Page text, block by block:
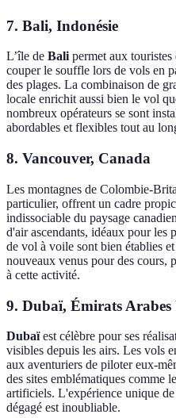
7. Bali, Indonésie
L’île de Balipermet aux touristes
couper le souffle lors de vols en
des plages. La combinaison de
locale enrichit aussi bien le vol
nombreux opérateurs se sont
abordables et flexibles tout au
8. Vancouver, Canada
Les montagnes de Colombie-
particulier, offrent un cadre
indissociable du paysage
d'air ascendants, idéaux pour les
de vol à voile sont bien établies
nouveaux venus pour des cours,
à cette activité.
9. Dubaï, Émirats Arabes
Dubaïest célèbre pour ses
visibles depuis les airs. Les vols
aux aventuriers de piloter eux-
des sites emblématiques comme le
artificiels. L'expérience unique
dégagé est inoubliable.